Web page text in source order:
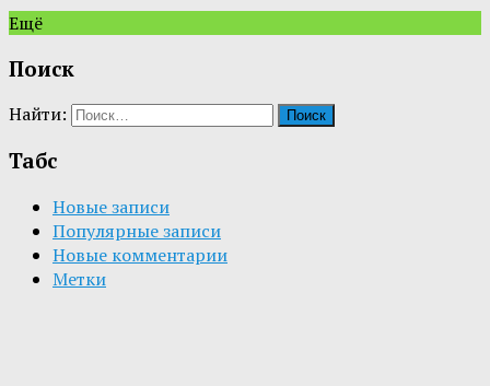
Ещё
Поиск
Найти:
Табс
Новые записи
Популярные записи
Новые комментарии
Метки